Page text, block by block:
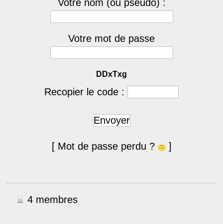
Votre nom (ou pseudo) :
Votre mot de passe
DDxTxg
Recopier le code :
Envoyer
[ Mot de passe perdu ? ]
4 membres